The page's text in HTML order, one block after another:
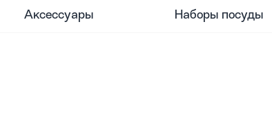
Аксессуары Наборы посуды